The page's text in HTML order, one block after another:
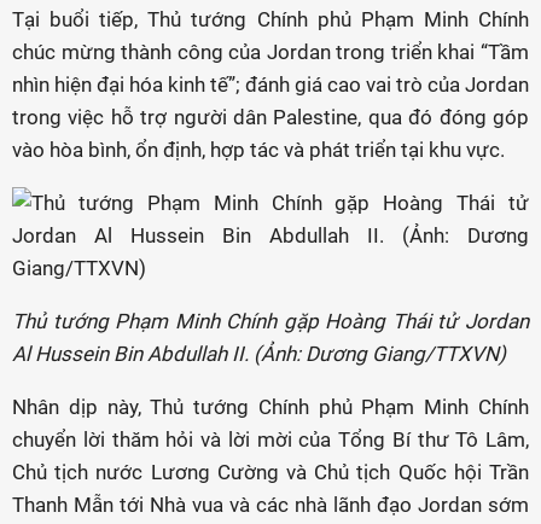
Tại buổi tiếp, Thủ tướng Chính phủ Phạm Minh Chính
chúc mừng thành công của Jordan trong triển khai “Tầm
nhìn hiện đại hóa kinh tế”; đánh giá cao vai trò của Jordan
trong việc hỗ trợ người dân Palestine, qua đó đóng góp
vào hòa bình, ổn định, hợp tác và phát triển tại khu vực.
Thủ tướng Phạm Minh Chính gặp Hoàng Thái tử Jordan
Al Hussein Bin Abdullah II. (Ảnh: Dương Giang/TTXVN)
Nhân dịp này, Thủ tướng Chính phủ Phạm Minh Chính
chuyển lời thăm hỏi và lời mời của Tổng Bí thư Tô Lâm,
Chủ tịch nước Lương Cường và Chủ tịch Quốc hội Trần
Thanh Mẫn tới Nhà vua và các nhà lãnh đạo Jordan sớm